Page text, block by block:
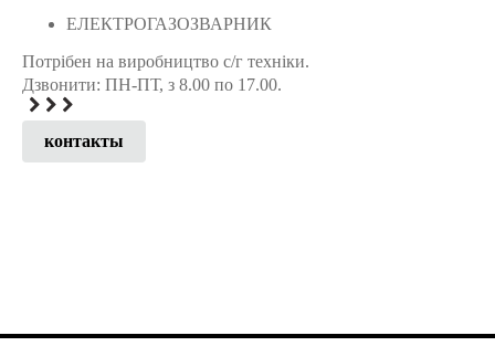
ЕЛЕКТРОГАЗОЗВАРНИК
Потрібен на виробництво с/г техніки.
Дзвонити: ПН-ПТ, з 8.00 по 17.00.
контакты